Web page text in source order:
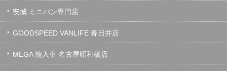
安城 ミニバン専門店
GOODSPEED VANLIFE 春日井店
MEGA 輸入車 名古屋昭和橋店